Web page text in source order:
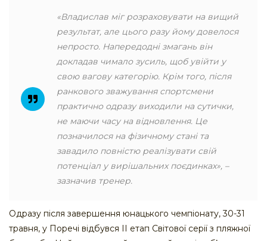
«Владислав міг розраховувати на вищий
результат, але цього разу йому довелося
непросто. Напередодні змагань він
докладав чимало зусиль, щоб увійти у
свою вагову категорію. Крім того, після
ранкового зважування спортсмени
практично одразу виходили на сутички,
не маючи часу на відновлення. Це
позначилося на фізичному стані та
завадило повністю реалізувати свій
потенціал у вирішальних поєдинках», –
зазначив тренер.
Одразу після завершення юнацького чемпіонату, 30-31
травня, у Поречі відбувся ІІ етап Світової серії з пляжної